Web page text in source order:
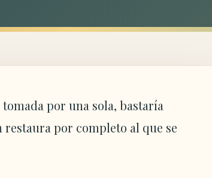
por una sola, bastaría
restaura por completo al que se